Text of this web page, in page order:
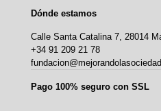
Dónde estamos
Calle Santa Catalina 7, 28014
+34 91 209 21 78
Pago 100% seguro con SSL